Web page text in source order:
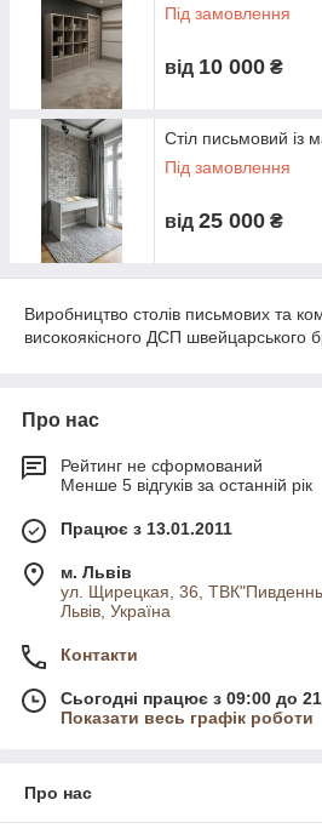
Під замовлення
від 10 000 ₴
Стіл письмовий із
Під замовлення
від 25 000 ₴
Виробництво столів письмових та
високоякісного ДСП швейцарського
Про нас
Рейтинг не сформований
Менше 5 відгуків за останній рік
Працює з 13.01.2011
м. Львів
ул. Щирецкая, 36,
Львів, Україна
Контакти
Сьогодні працює з 09:00 до
Показати весь графік роботи
Про нас